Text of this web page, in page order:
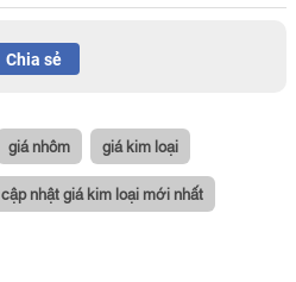
Chia sẻ
giá nhôm giá kim loại
cập nhật giá kim loại mới nhất